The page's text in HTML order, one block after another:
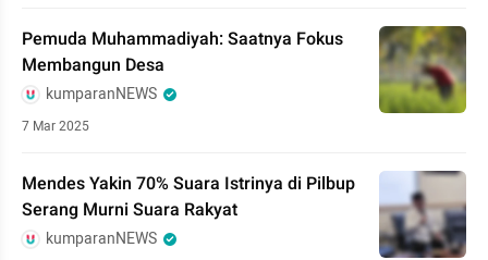
Pemuda Muhammadiyah: Saatnya Fokus
Membangun Desa
kumparanNEWS
7 Mar 2025
Mendes Yakin 70% Suara Istrinya di Pilbup
Serang Murni Suara Rakyat
kumparanNEWS